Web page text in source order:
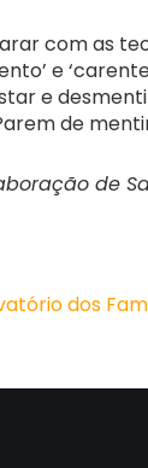
com as
e
e
de
de
dos